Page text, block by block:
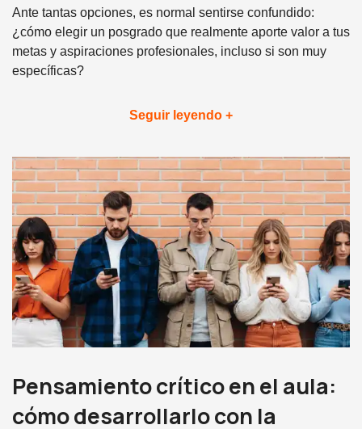
Ante tantas opciones, es normal sentirse confundido:
¿cómo elegir un posgrado que realmente aporte valor a tus
metas y aspiraciones profesionales, incluso si son muy
específicas?
Seguir leyendo +
Pensamiento crítico en el aula:
cómo desarrollarlo con la